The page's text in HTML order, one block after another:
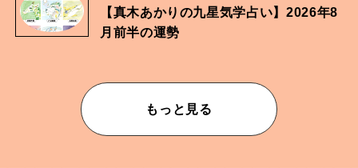
【真木あかりの九星気学占い】2026年8
月前半の運勢
もっと見る